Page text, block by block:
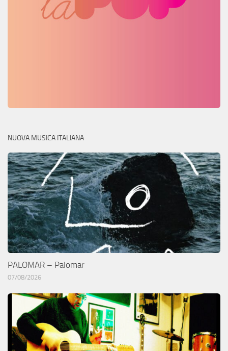
NUOVA MUSICA ITALIANA
PALOMAR – Palomar
07/08/2026